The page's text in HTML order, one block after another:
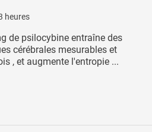
heures
de psilocybine entraîne des
cérébrales mesurables et
, et augmente l'entropie ...